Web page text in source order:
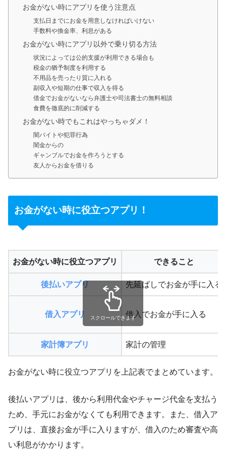
お金がない時にアプリを使う注意点
支払日までにお金を用意しなければいけない
手数料や換金率、利息がある
お金がない時にアプリ以外で乗り切る方法
状況によっては公的支援が利用できる場合も
税金の猶予制度を利用する
不用品を売ったり質に入れる
副収入や短期の仕事で収入を得る
借金でお金がないなら弁護士や司法書士の無料相談
食費を徹底的に削減する
お金がない時でもこれはやっちゃダメ！
闇バイトや犯罪行為
闇金からの
ギャンブルでお金を作ろうとする
友人からお金を借りる
お金がない時に役立つアプリ！
お金がない時に役立つアプリ できること
後払いアプリ 先延ばしでお金が手に入る
借入アプリ 借入でお金が手に入る
家計簿アプリ 家計の管理
スクロールできます
お金がない時に役立つアプリを上記表でまとめています。
後払いアプリは、後から利用代金やチャージ代金を支払う
ため、手元にお金がなくても利用できます。また、借入ア
プリは、直接お金が手に入りますが、借入のため審査や高
い利息がかかります。